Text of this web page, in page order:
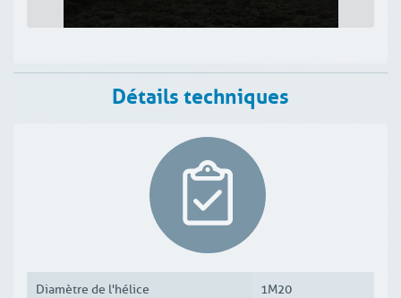
Détails techniques
Diamètre de l'hélice 1M20